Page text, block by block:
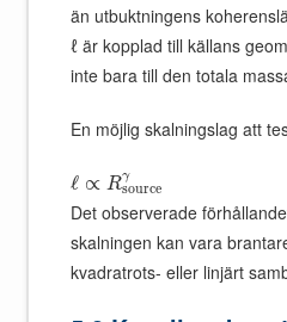
än utbuktningens
ℓ är kopplad till källans
inte bara till den totala
En möjlig skalningslag att
ℓ ∝ Rγ
source
Det observerade
skalningen kan vara
kvadratrots- eller linjärt